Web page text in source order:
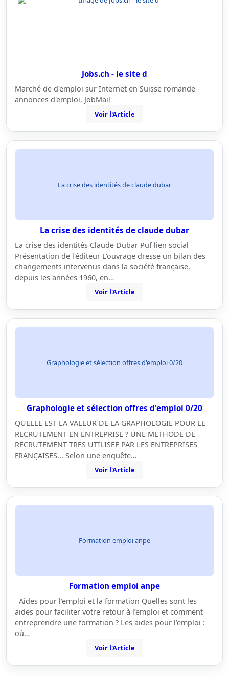
Jobs.ch - le site d
Marché de d'emploi sur Internet en Suisse romande -
annonces d'emploi, JobMail
Voir l'Article
La crise des identités de claude dubar
La crise des identités de claude dubar
La crise des identités Claude Dubar Puf lien social
Présentation de l'éditeur L'ouvrage dresse un bilan des
changements intervenus dans la société française,
depuis les années 1960, en…
Voir l'Article
Graphologie et sélection offres d'emploi 0/20
Graphologie et sélection offres d'emploi 0/20
QUELLE EST LA VALEUR DE LA GRAPHOLOGIE POUR LE
RECRUTEMENT EN ENTREPRISE ? UNE METHODE DE
RECRUTEMENT TRES UTILISEE PAR LES ENTREPRISES
FRANÇAISES... Selon une enquête…
Voir l'Article
Formation emploi anpe
Formation emploi anpe
Aides pour l’emploi et la formation Quelles sont les
aides pour faciliter votre retour à l’emploi et comment
entreprendre une formation ? Les aides pour l’emploi :
où…
Voir l'Article